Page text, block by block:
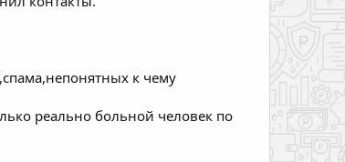
к чему
реально больной человек по